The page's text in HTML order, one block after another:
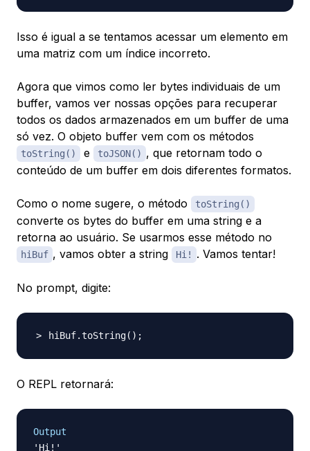
Isso é igual a se tentamos acessar um elemento em
uma matriz com um índice incorreto.
Agora que vimos como ler bytes individuais de um
buffer, vamos ver nossas opções para recuperar
todos os dados armazenados em um buffer de uma
só vez. O objeto buffer vem com os métodos
toString() e toJSON() , que retornam todo o
conteúdo de um buffer em dois diferentes formatos.
Como o nome sugere, o método toString()
converte os bytes do buffer em uma string e a
retorna ao usuário. Se usarmos esse método no
hiBuf , vamos obter a string Hi! . Vamos tentar!
No prompt, digite:
hiBuf.toString( ) ;
O REPL retornará:
Output